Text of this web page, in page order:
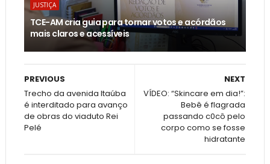
JUSTIÇA
TCE-AM cria guia para tornar votos e acórdãos
mais claros e acessíveis
NEXT
VÍDEO: “Skincare em dia!”:
Bebê é flagrada
passando c0cô pelo
corpo como se fosse
hidratante
PREVIOUS
Trecho da avenida Itaúba
é interditado para avanço
de obras do viaduto Rei
Pelé